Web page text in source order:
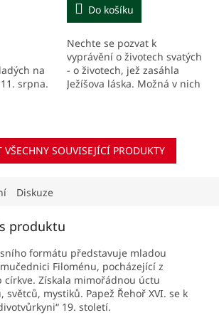
na
srpna.
5,0
5
hvězdiček.
Do košíku
Nechte se pozvat k
vyprávění o životech svatých
- o životech, jež zasáhla
Ježíšova láska. Možná v nich
VŠECHNY SOUVISEJÍCÍ PRODUKTY
Diskuze
produktu
formátu představuje mladou
Filoménu, pocházející z
církve. Získala mimořádnou úctu
světců, mystiků. Papež Řehoř XVI. se k
19. století.